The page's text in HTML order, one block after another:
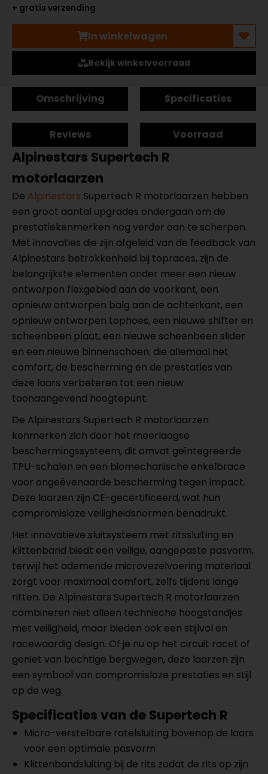
+ gratis verzending
In winkelwagen
Bekijk winkelvoorraad
Omschrijving Specificaties
Reviews Voorraad
Alpinestars Supertech R
motorlaarzen
De Alpinestars Supertech R motorlaarzen hebben
een groot aantal upgrades ondergaan om de
prestatiekenmerken nog verder aan te scherpen.
Met innovaties die zijn afgeleid van de feedback van
Alpinestars betrokkenheid bij topraces, zijn de
belangrijkste elementen onder meer een nieuw
ontworpen flexgebied aan de voorkant, een
opnieuw ontworpen balg aan de achterkant, een
opnieuw ontworpen tophoes, een nieuwe shifter en
scheenbeen plaat, een nieuwe scheenbeen slider
en een nieuwe binnenschoen. die allemaal het
comfort, de bescherming en de prestaties van
deze laars verbeteren tot een nieuw
toonaangevend hoogtepunt.
De Alpinestars Supertech R motorlaarzen
kenmerken zich door het meerlaagse
beschermingssysteem, dit omvat geïntegreerde
TPU-schalen en een biomechanische enkelbrace
voor ongeëvenaarde bescherming tegen impact.
Deze laarzen zijn CE-gecertificeerd, wat hun
compromisloze veiligheidsnormen benadrukt.
Het innovatieve sluitsysteem met ritssluiting en
klittenband biedt een veilige, aangepaste pasvorm,
terwijl het ademende microvezelvoering materiaal
zorgt voor maximaal comfort, zelfs tijdens lange
ritten. De Alpinestars Supertech R motorlaarzen
combineren niet alleen technische hoogstandjes
met veiligheid, maar bieden ook een stijlvol en
racewaardig design. Of je nu op het circuit racet of
geniet van bochtige bergwegen, deze laarzen zijn
een symbool van compromisloze prestaties en stijl
op de weg.
Specificaties van de Supertech R
Micro-verstelbare ratelsluiting bovenop de laars
voor een optimale pasvorm
Klittenbandsluiting bij de rits zodat de rits op zijn